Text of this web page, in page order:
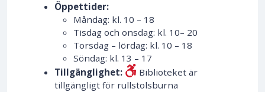
Öppettider:
Måndag: kl. 10 – 18
Tisdag och onsdag: kl. 10– 20
Torsdag – lördag: kl. 10 – 18
Söndag: kl. 13 – 17
Tillgänglighet:
Biblioteket är
tillgängligt för rullstolsburna